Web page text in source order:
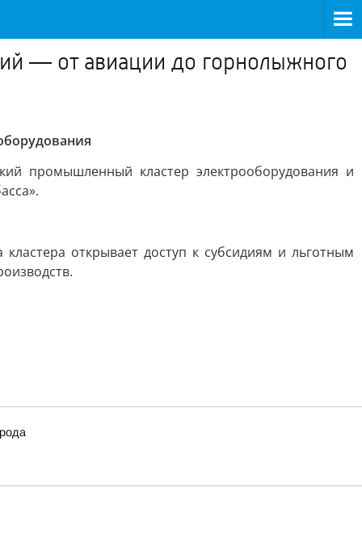
— от авиации до горнолыжного
промышленный кластер электрооборудования и
открывает доступ к субсидиям и льготным